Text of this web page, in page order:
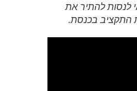
לנסות להתיר את
התקציב בכנסת.